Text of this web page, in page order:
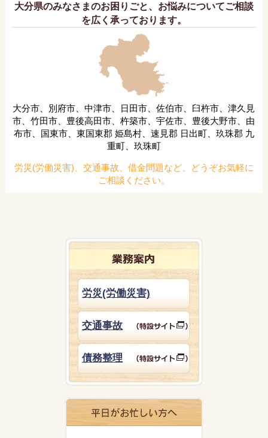
大分県のみなさまのお困りごと、お悩みについてご相談
を広く承っております。
大分市、別府市、中津市、日田市、佐伯市、臼杵市、津久見
市、竹田市、豊後高田市、杵築市、宇佐市、豊後大野市、由
布市、国東市、東国東郡 姫島村、速見郡 日出町、玖珠郡 九
重町、玖珠町
労災(労働災害)、交通事故、借金問題など、どうぞお気軽に
ご相談ください。
労災(労働災害)
交通事故
債務整理